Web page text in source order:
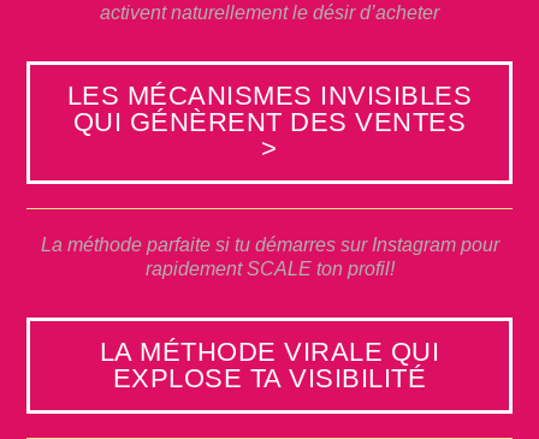
activent naturellement le désir d’acheter
LES MÉCANISMES INVISIBLES
QUI GÉNÈRENT DES VENTES
>
La méthode parfaite si tu démarres sur Instagram pour
rapidement SCALE ton profil!
LA MÉTHODE VIRALE QUI
EXPLOSE TA VISIBILITÉ